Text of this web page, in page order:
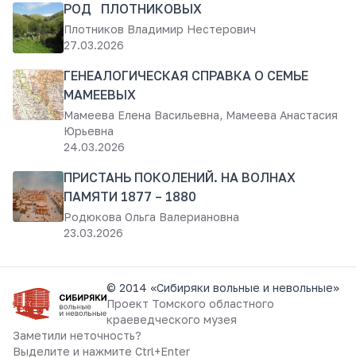
РОД ПЛОТНИКОВЫХ
Плотников Владимир Нестерович
27.03.2026
ГЕНЕАЛОГИЧЕСКАЯ СПРАВКА О СЕМЬЕ
МАМЕЕВЫХ
Мамеева Елена Васильевна, Мамеева Анастасия
Юрьевна
24.03.2026
ПРИСТАНЬ ПОКОЛЕНИЙ. НА ВОЛНАХ
ПАМЯТИ 1877 – 1880
Родюкова Ольга Валериановна
23.03.2026
© 2014 «Сибиряки вольные и невольные»
Проект Томского областного
краеведческого музея
Заметили неточность?
Выделите и нажмите Ctrl+Enter